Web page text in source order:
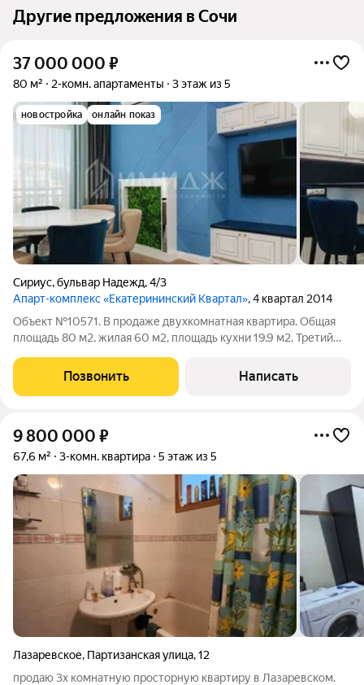
Другие предложения в Сочи
37 000 000 ₽
80 м² 2-комн. апартаменты 3 этаж из 5
новостройка онлайн показ
Сириус,бульвар Надежд,4/3
Апарт-комплекс «Екатерининский Квартал», 4 квартал 2014
Объект №10571. В продаже двухкомнатная квартира. Общая
площадь 80 м2, жилая 60 м2, площадь кухни 19.9 м2. Третий
дизайнерский ремонт, пассажирский лифт, есть балкон.
Возможен онлайн-показ.
Позвонить Написать
9 800 000 ₽
67,6 м² 3-комн. квартира 5 этаж из 5
Лазаревское, Партизанская улица,12
продаю 3х комнатную просторную квартиру в Лазаревском.